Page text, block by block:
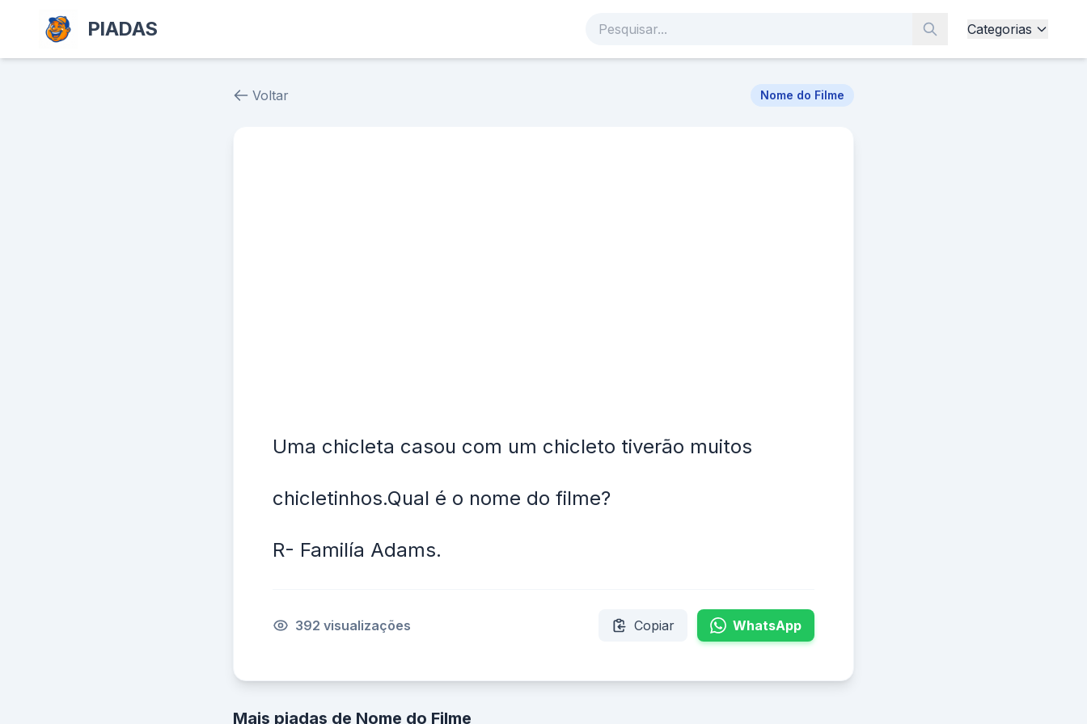
PIADAS Categorias
Voltar Nome do Filme
Uma chicleta casou com um chicleto tiverão muitos
chicletinhos.Qual é o nome do filme?
R- Familía Adams.
392 visualizações Copiar WhatsApp
Mais piadas de Nome do Filme